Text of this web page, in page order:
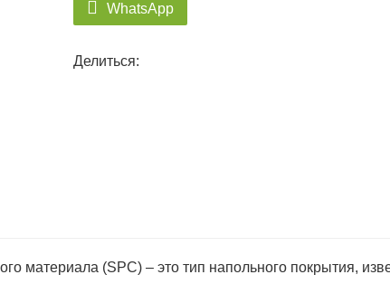
WhatsApp
Делиться:
материала (SPC) – это тип напольного покрытия,